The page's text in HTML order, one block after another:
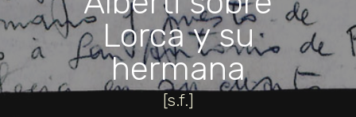
Lorca y su
hermana
[s.f.]